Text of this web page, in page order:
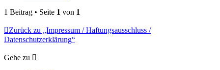
1 Beitrag • Seite 1 von 1
Zurück zu „Impressum / Haftungsausschluss /
Datenschutzerklärung“
Gehe zu